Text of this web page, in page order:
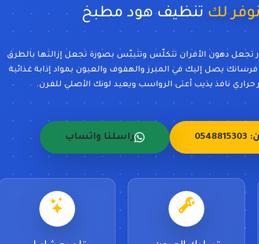
لك تنظيف هود مطبخ
تجعل دهون الأفران تتكلّس وتتيبّس بصورة تجعل إزالتها بالطرق
يصل إليك في المبرز والهفوف والعيون بمواد إذابة غذائية
حراري نافذ يذيب أعتى الرواسب ويعيد لونك الأصلي للفرن.
راسلنا واتساب